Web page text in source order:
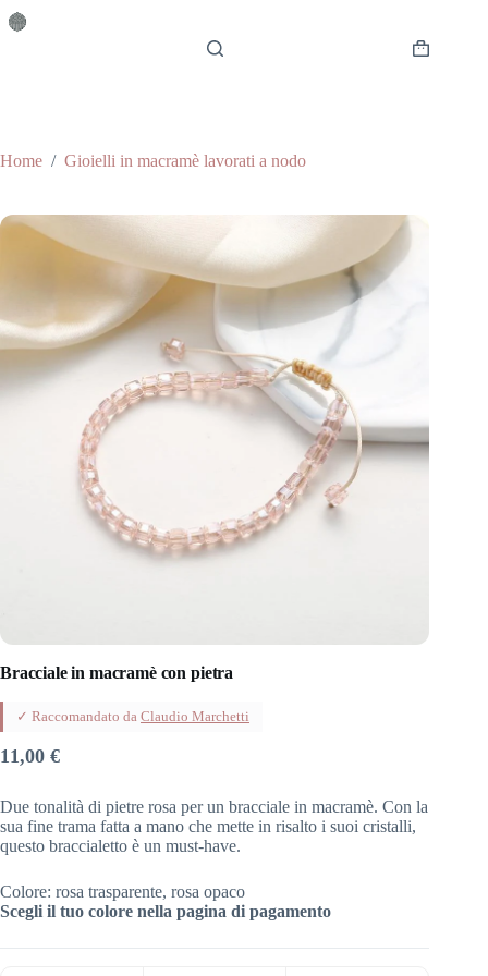
Salta
al
Carrello
Home / Gioielli in macramè lavorati a nodo
Bracciale in macramè con pietra
✓ Raccomandato da Claudio Marchetti
11,00 €
Due tonalità di pietre rosa per un bracciale in macramè. Con la
sua fine trama fatta a mano che mette in risalto i suoi cristalli,
questo braccialetto è un must-have.
Colore: rosa trasparente, rosa opaco
Scegli il tuo colore nella pagina di pagamento